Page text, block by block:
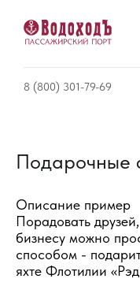
8 (800) 301-79-69
Подарочные
Описание пример
Порадовать
бизнесу можно
способом -
яхте Флотилии